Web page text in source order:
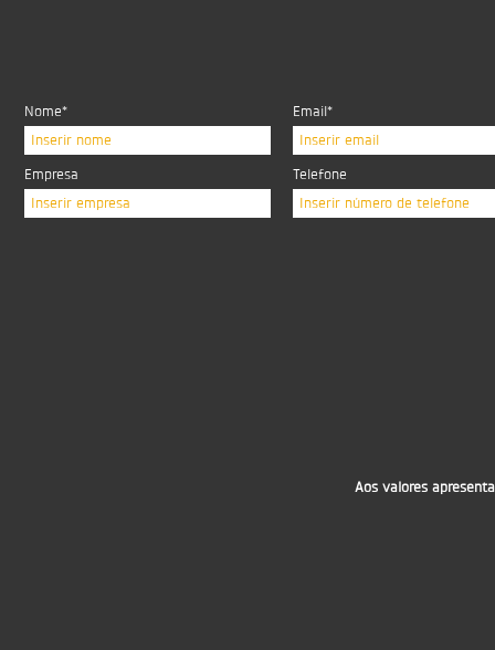
Aos valores
Nome*
Inserir nome
Email*
Inserir email
Empresa
Inserir empresa
Telefone
Inserir número de telefone